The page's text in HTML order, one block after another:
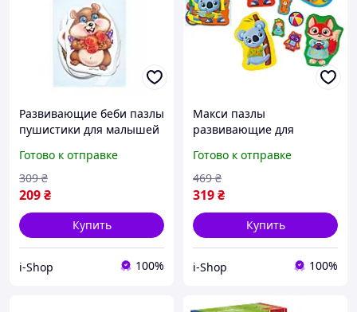
Развивающие беби пазлы
пушистики для малышей
набор 4 в 1
Готово к отправке
209₴
309 ₴
Купить
i-Shop 100%
Макси пазлы
развивающие для
Игрушки крупные детали
из картона от 2 лет
Готово к отправке
319₴
469 ₴
Купить
i-Shop 100%